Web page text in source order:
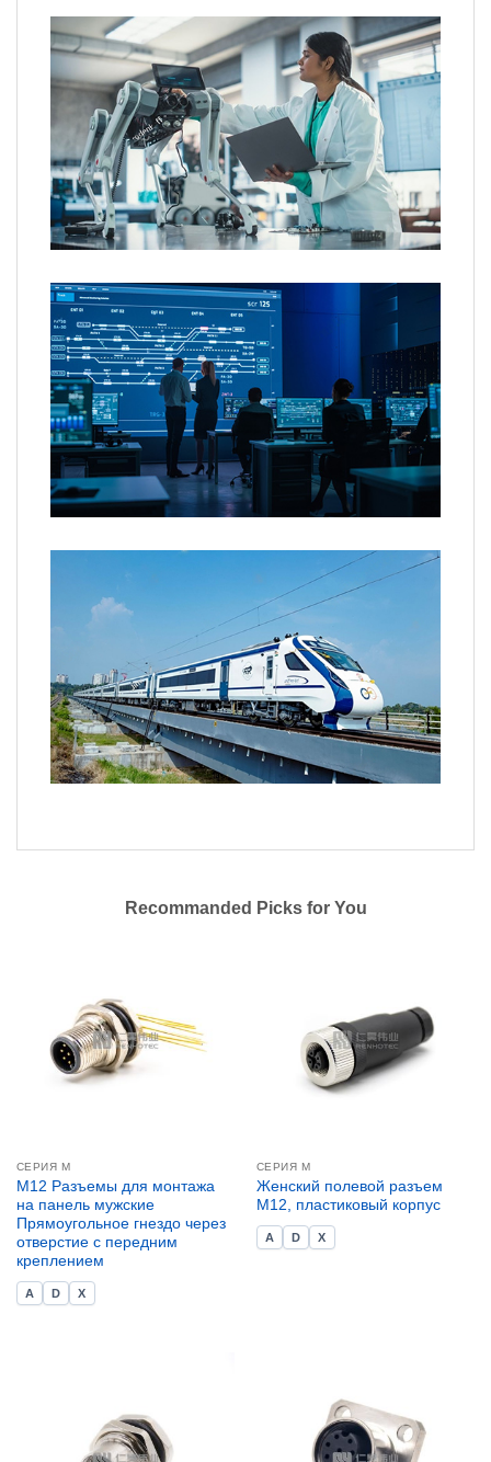
Recommanded Picks for You
СЕРИЯ М
M12 Разъемы для монтажа
на панель мужские
Прямоугольное гнездо через
отверстие с передним
креплением
A D X
СЕРИЯ М
Женский полевой разъем
M12, пластиковый корпус
A D X